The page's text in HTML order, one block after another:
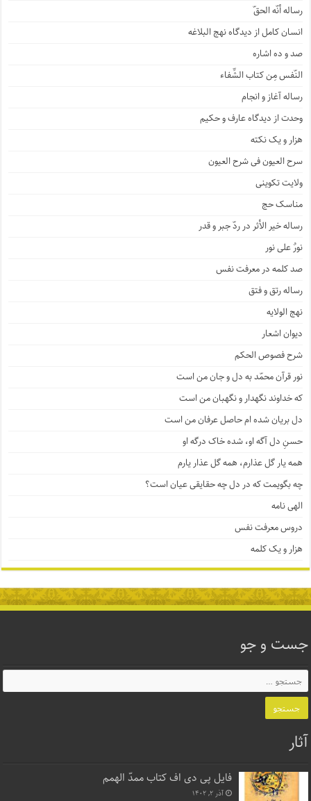
رساله أنّه الحقّ
انسان کامل از دیدگاه نهج البلاغه
صد و ده اشاره
النّفس مِن کتاب الشِّفاء
رساله آغاز و انجام
وحدت از دیدگاه عارف و حکیم
هزار و یک نکته
سرح العیون فی شرح العیون
ولایت تکوینی
مناسک حج
رساله خیر الأثر در ردّ جبر و قدر
نورٌ علی نور
صد کلمه در معرفت نفس
رساله رتق و فتق
نهج الولایه
دیوان اشعار
شرح فصوص الحکم
نور قرآن محمّد به دل و جان من است
که خداوند نگهدار و نگهبان من است
دل بریان شده ام حاصل عرفان من است
حسنِ دل آگه او، شده خاک درگه او
همه یار گل عذارم، همه گل عذار یارم
چه بگویمت که در دل چه حقایقی عیان است؟
الهی نامه
دروس معرفت نفس
هزار و یک کلمه
جست و جو
آثار
فایل پی دی اف کتاب ممدّ الهمم
آذر ۲, ۱۴۰۲